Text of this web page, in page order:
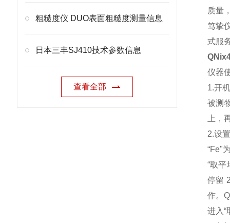
粗糙度仪 DUO表面粗糙度测量信息
日本三丰SJ410技术参数信息
查看全部
质量
笃挚
式服
仪器
1.开
被测
上，
2.设
“Fe"
“取
停留
作。
进入